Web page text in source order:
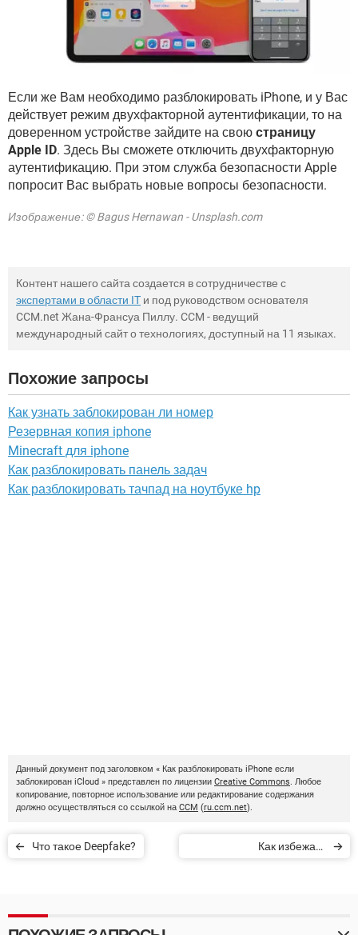
Если же Вам необходимо разблокировать iPhone, и у Вас
действует режим двухфакторной аутентификации, то на
доверенном устройстве зайдите на свою страницу
Apple ID. Здесь Вы сможете отключить двухфакторную
аутентификацию. При этом служба безопасности Apple
попросит Вас выбрать новые вопросы безопасности.
Изображение: © Bagus Hernawan - Unsplash.com
Контент нашего сайта создается в сотрудничестве с
экспертами в области IT и под руководством основателя
CCM.net Жана-Франсуа Пиллу. CCM - ведущий
международный сайт о технологиях, доступный на 11 языках.
Похожие запросы
Как узнать заблокирован ли номер
Резервная копия iphone
Minecraft для iphone
Как разблокировать панель задач
Как разблокировать тачпад на ноутбуке hp
Данный документ под заголовком « Как разблокировать iPhone если
заблокирован iCloud » представлен по лицензии Creative Commons. Любое
копирование, повторное использование или редактирование содержания
должно осуществляться со ссылкой на CCM (ru.ccm.net).
Что такое Deepfake?
Как избежать